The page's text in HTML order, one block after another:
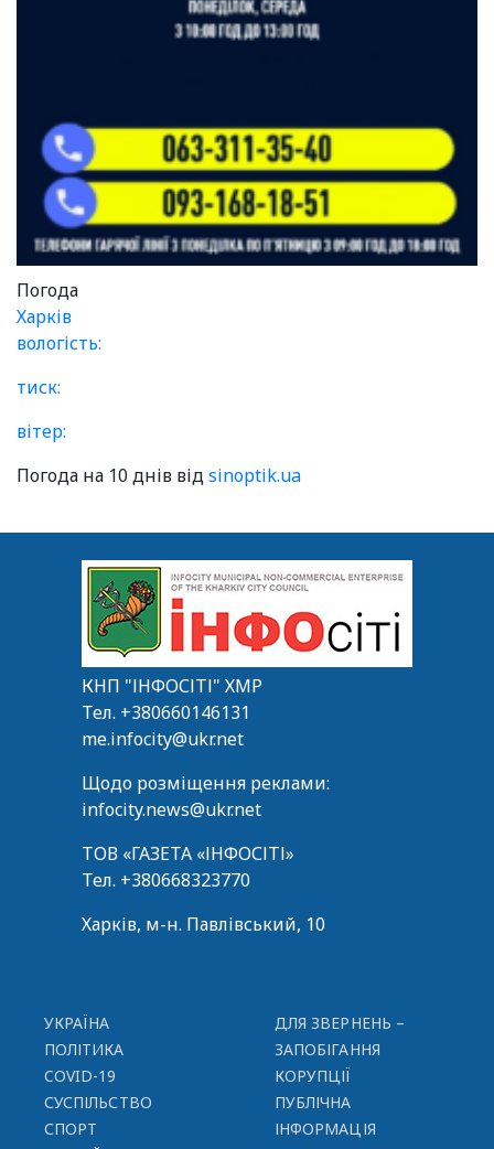
Погода
Харків
вологість:
тиск:
вітер:
Погода на 10 днів відsinoptik.ua
КНП "ІНФОСІТІ" ХМР
Тел. +380660146131
me.infocity@ukr.net
Щодо розміщення реклами:
infocity.news@ukr.net
ТОВ «ГАЗЕТА «ІНФОСІТІ»
Тел. +380668323770
Харків, м-н. Павлівський, 10
УКРАЇНА
ПОЛІТИКА
COVID-19
СУСПІЛЬСТВО
СПОРТ
ДЛЯ ЗВЕРНЕНЬ –
ЗАПОБІГАННЯ
КОРУПЦІЇ
ПУБЛІЧНА
ІНФОРМАЦІЯ